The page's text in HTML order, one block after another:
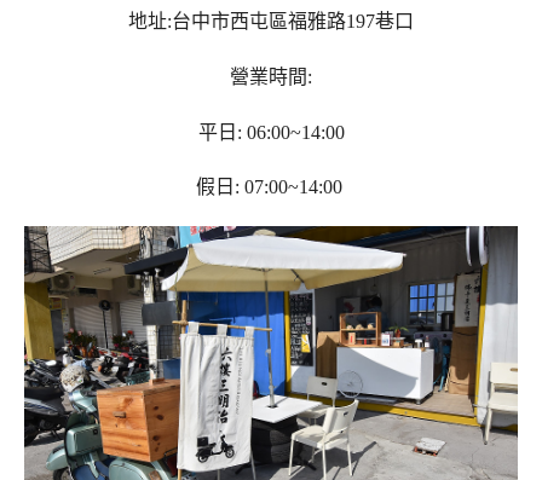
地址:台中市西屯區福雅路197巷口
營業時間:
平日: 06:00~14:00
假日: 07:00~14:00